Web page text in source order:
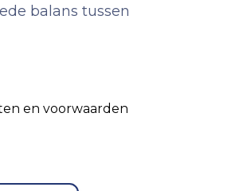
balans tussen
en voorwaarden